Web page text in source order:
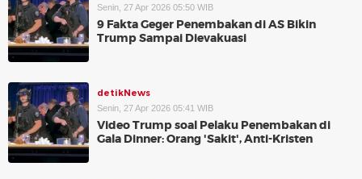
Senin, 27 Apr 2026 05:50 WIB
9 Fakta Geger Penembakan di AS Bikin
Trump Sampai Dievakuasi
detikNews
Senin, 27 Apr 2026 05:41 WIB
Video Trump soal Pelaku Penembakan di
Gala Dinner: Orang 'Sakit', Anti-Kristen